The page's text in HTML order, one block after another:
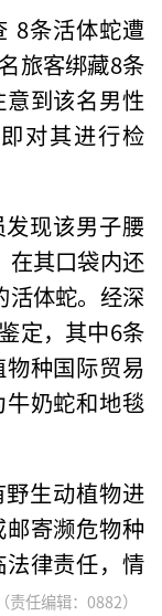
8条活体蛇遭
旅客绑藏8条
到该名男性
对其进行检
现该男子腰
在其口袋内还
活体蛇。经深
定，其中6条
种国际贸易
奶蛇和地毯
生动植物进
寄濒危物种
律责任，情
（责任编辑：0882）